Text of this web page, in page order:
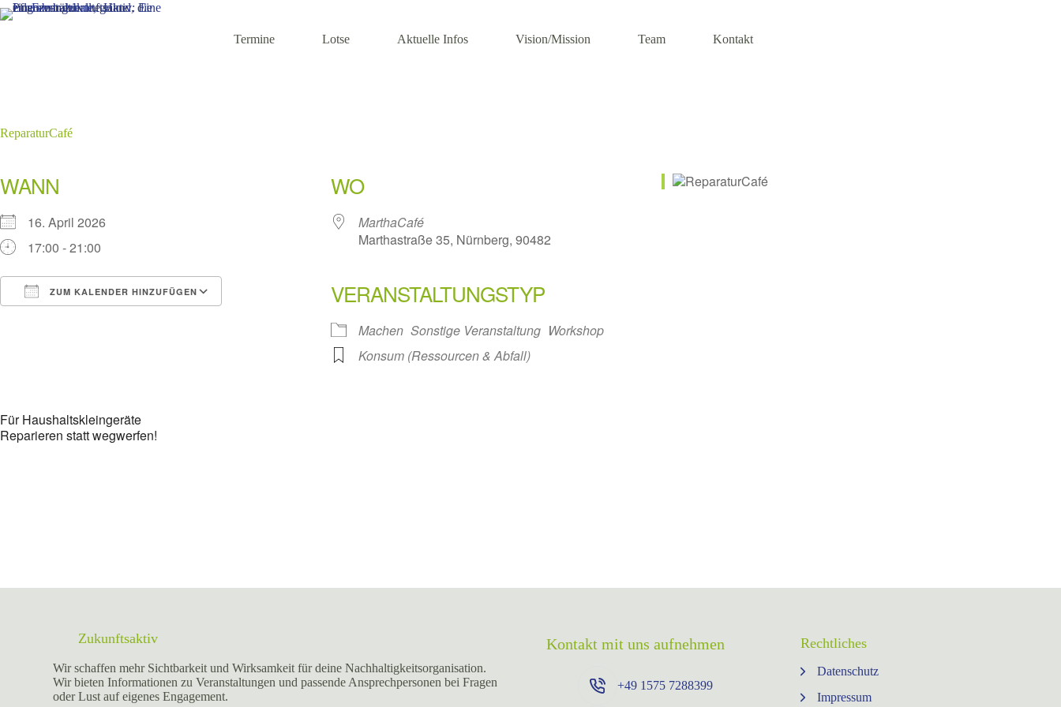
Zum
Inhalt
Termine Lotse Aktuelle Infos Vision/Mission Team Kontakt
ReparaturCafé
WANN
16. April 2026
17:00 - 21:00
ZUM KALENDER HINZUFÜGEN
WO
MarthaCafé
Marthastraße 35, Nürnberg, 90482
VERANSTALTUNGSTYP
Machen Sonstige Veranstaltung Workshop
Konsum (Ressourcen & Abfall)
Für Haushaltskleingeräte
Reparieren statt wegwerfen!
Zukunftsaktiv
Wir schaffen mehr Sichtbarkeit und Wirksamkeit für deine Nachhaltigkeitsorganisation.
Wir bieten Informationen zu Veranstaltungen und passende Ansprechpersonen bei Fragen
oder Lust auf eigenes Engagement.
Kontakt mit uns aufnehmen
+49 ⁨1575 7288399⁩
Rechtliches
Datenschutz
Impressum